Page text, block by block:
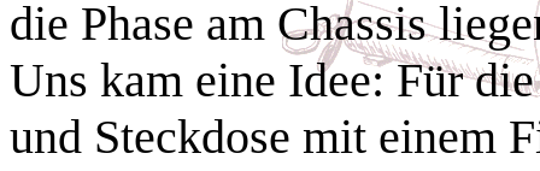
die Phase am Chassis
Uns kam eine Idee: Für
und Steckdose mit einem